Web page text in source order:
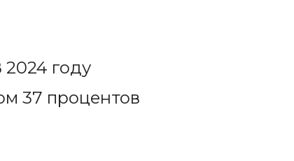
году
37 процентов